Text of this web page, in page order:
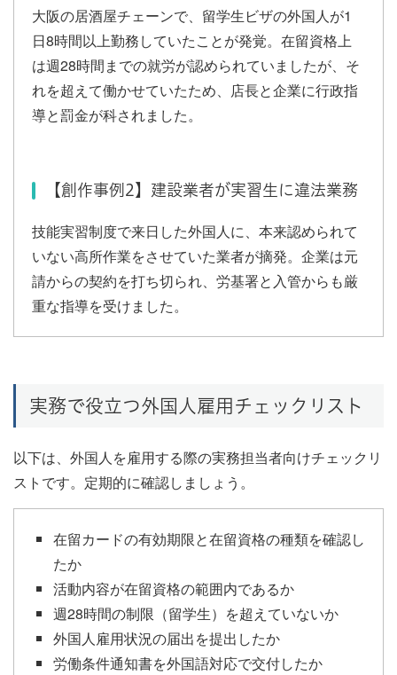
大阪の居酒屋チェーンで、留学生ビザの外国人が1
日8時間以上勤務していたことが発覚。在留資格上
は週28時間までの就労が認められていましたが、そ
れを超えて働かせていたため、店長と企業に行政指
導と罰金が科されました。
【創作事例2】建設業者が実習生に違法業務
技能実習制度で来日した外国人に、本来認められて
いない高所作業をさせていた業者が摘発。企業は元
請からの契約を打ち切られ、労基署と入管からも厳
重な指導を受けました。
実務で役立つ外国人雇用チェックリスト
以下は、外国人を雇用する際の実務担当者向けチェックリ
ストです。定期的に確認しましょう。
在留カードの有効期限と在留資格の種類を確認し
たか
活動内容が在留資格の範囲内であるか
週28時間の制限（留学生）を超えていないか
外国人雇用状況の届出を提出したか
労働条件通知書を外国語対応で交付したか